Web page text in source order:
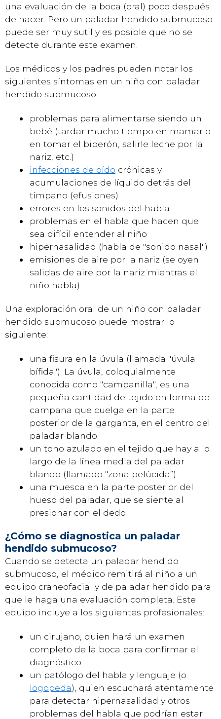
una evaluación de la boca (oral) poco después
de nacer. Pero un paladar hendido submucoso
puede ser muy sutil y es posible que no se
detecte durante este examen.
Los médicos y los padres pueden notar los
siguientes síntomas en un niño con paladar
hendido submucoso:
problemas para alimentarse siendo un
bebé (tardar mucho tiempo en mamar o
en tomar el biberón, salirle leche por la
nariz, etc.)
infecciones de oído crónicas y
acumulaciones de líquido detrás del
tímpano (efusiones)
errores en los sonidos del habla
problemas en el habla que hacen que
sea difícil entender al niño
hipernasalidad (habla de "sonido nasal")
emisiones de aire por la nariz (se oyen
salidas de aire por la nariz mientras el
niño habla)
Una exploración oral de un niño con paladar
hendido submucoso puede mostrar lo
siguiente:
una fisura en la úvula (llamada "úvula
bífida"). La úvula, coloquialmente
conocida como "campanilla", es una
pequeña cantidad de tejido en forma de
campana que cuelga en la parte
posterior de la garganta, en el centro del
paladar blando.
un tono azulado en el tejido que hay a lo
largo de la línea media del paladar
blando (llamado "zona pelúcida”)
una muesca en la parte posterior del
hueso del paladar, que se siente al
presionar con el dedo
¿Cómo se diagnostica un paladar
hendido submucoso?
Cuando se detecta un paladar hendido
submucoso, el médico remitirá al niño a un
equipo craneofacial y de paladar hendido para
que le haga una evaluación completa. Este
equipo incluye a los siguientes profesionales:
un cirujano, quien hará un examen
completo de la boca para confirmar el
diagnóstico
un patólogo del habla y lenguaje (o
logopeda), quien escuchará atentamente
para detectar hipernasalidad y otros
problemas del habla que podrían estar